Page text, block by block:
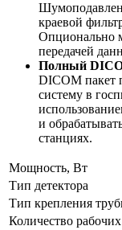
краевой
Опционально
передачей
Полный
DICOM пакет
систему в
и
станциях.
Мощность, Вт
Тип детектора
Тип крепления
Количество